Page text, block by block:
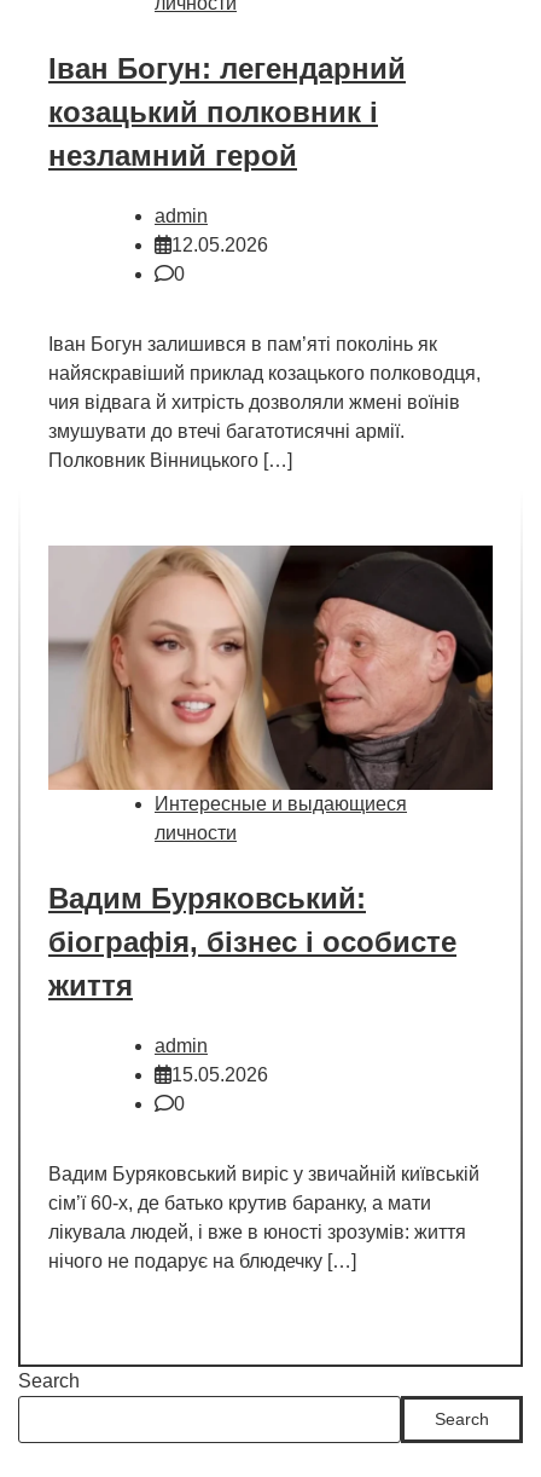
Іван Богун: легендарний
козацький полковник і
незламний герой
admin
12.05.2026
0
Іван Богун залишився в пам’яті поколінь як
найяскравіший приклад козацького полководця,
чия відвага й хитрість дозволяли жмені воїнів
змушувати до втечі багатотисячні армії.
Полковник Вінницького […]
Интересные и выдающиеся
личности
Вадим Буряковський:
біографія, бізнес і особисте
життя
admin
15.05.2026
0
Вадим Буряковський виріс у звичайній київській
сім’ї 60-х, де батько крутив баранку, а мати
лікувала людей, і вже в юності зрозумів: життя
нічого не подарує на блюдечку […]
Search
Search